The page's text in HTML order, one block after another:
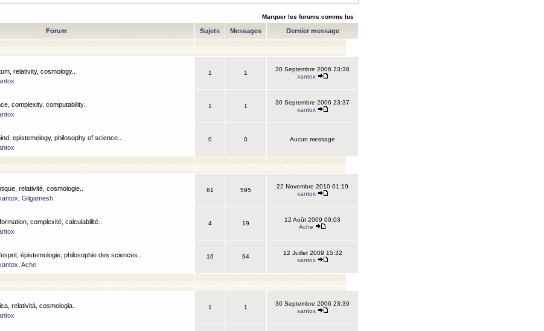
Marquer les forums comme lus
Forum Sujets Messages Dernier message
relativity, cosmology..
1 1
30 Septembre 2006 23:38
xantox
complexity, computability..
1 1
30 Septembre 2006 23:37
xantox
epistemology, philosophy of science..
0 0 Aucun message
relativité, cosmologie..
Gilgamesh
61 595
22 Novembre 2010 01:19
xantox
complexité, calculabilité..
4 19
12 Août 2009 09:03
Ache
épistemologie, philosophie des sciences..
Ache
16 94
12 Juillet 2009 15:32
xantox
relatività, cosmologia..
1 1
30 Septembre 2006 23:39
xantox